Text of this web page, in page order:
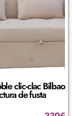
clic-clac Bilbao
de fusta